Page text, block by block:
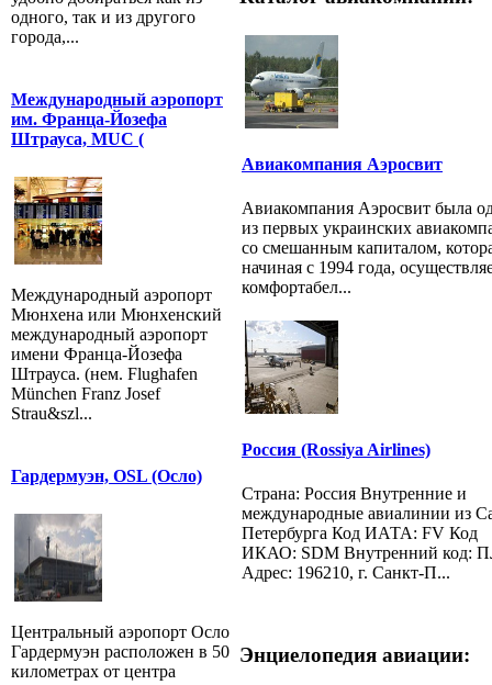
одного, так и из другого
города,...
Международный аэропорт
им. Франца-Йозефа
Штрауса, MUC (
Международный аэропорт
Мюнхена или Мюнхенский
международный аэропорт
имени Франца-Йозефа
Штрауса. (нем. Flughafen
München Franz Josef
Strau&szl...
Гардермуэн, OSL (Осло)
Центральный аэропорт Осло
Гардермуэн расположен в 50
километрах от центра
Авиакомпания Аэросвит
Авиакомпания Аэросвит была
из первых украинских
со смешанным капиталом,
начиная с 1994 года,
комфортабел...
Россия (Rossiya Airlines)
Страна: Россия Внутренние и
международные авиалинии из
Петербурга Код ИАТА: FV Код
ИКАО: SDM Внутренний код:
Адрес: 196210, г. Санкт-П...
Энциелопедия авиации: